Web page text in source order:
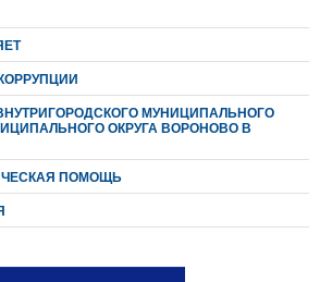
МУНИЦИПАЛЬНОГО
ОКРУГА ВОРОНОВО В
ПОМОЩЬ